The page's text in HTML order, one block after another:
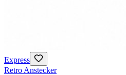
Express
Retro Anstecker